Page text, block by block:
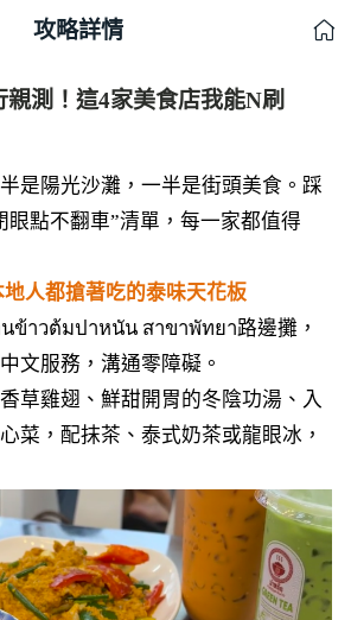
攻略詳情
測！這4家美食店我能N刷
是陽光沙灘，一半是街頭美食。踩
眼點不翻車”清單，每一家都值得
人都搶著吃的泰味天花板
ข้าวต้มปาหนัน สาขาพัทยา路邊攤，
文服務，溝通零障礙。
草雞翅、鮮甜開胃的冬陰功湯、入
菜，配抹茶、泰式奶茶或龍眼冰，